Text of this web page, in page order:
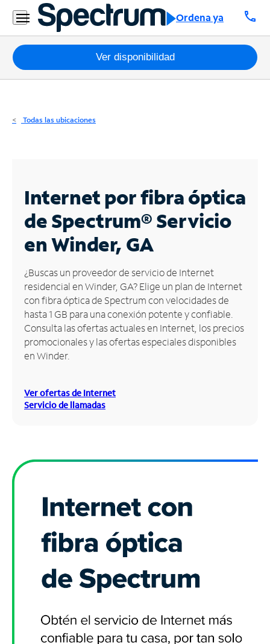
Ordena ya call
Residencial
Business
Paquetes
Internet
Business
Contáctanos
Inglés
Administrar
cuenta
Encuentra
una
tienda
Ver disponibilidad
Todas las ubicaciones
Internet por fibra óptica
de Spectrum®Servicio
en Winder, GA
¿Buscas un proveedor de servicio de Internet
residencial en Winder, GA? Elige un plan de Internet
con fibra óptica de Spectrum con velocidades de
hasta 1 GB para una conexión potente y confiable.
Consulta las ofertas actuales en Internet, los precios
promocionales y las ofertas especiales disponibles
en Winder.
Ver ofertas de Internet
Servicio de llamadas